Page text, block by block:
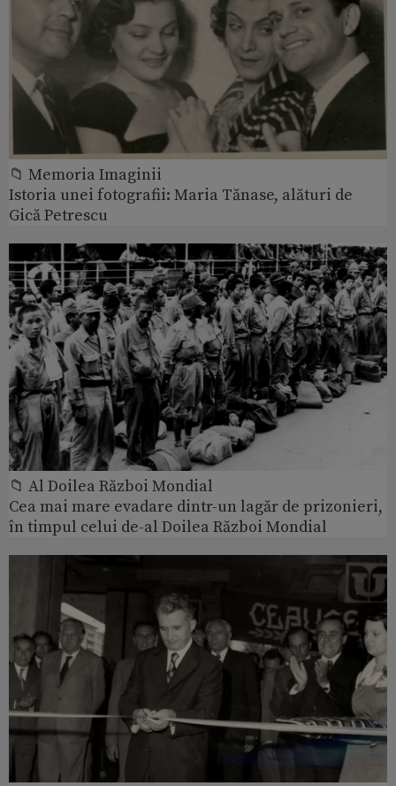
📁 Memoria Imaginii
Istoria unei fotografii: Maria Tănase, alături de
Gică Petrescu
📁 Al Doilea Război Mondial
Cea mai mare evadare dintr-un lagăr de prizonieri,
în timpul celui de-al Doilea Război Mondial